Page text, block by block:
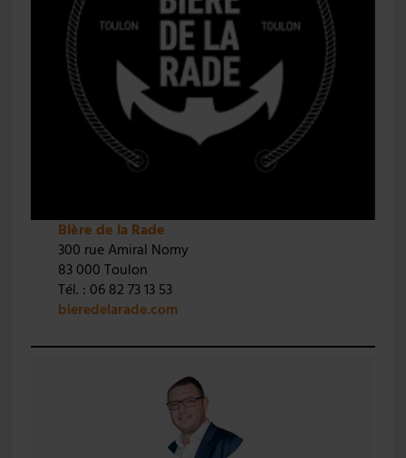
Bière de la Rade
300 rue Amiral Nomy
83 000 Toulon
Tél. : 06 82 73 13 53
bieredelarade.com